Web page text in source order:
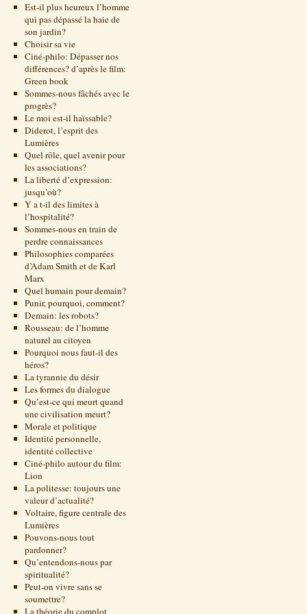
Est-il plus heureux l’homme
qui pas dépassé la haie de
son jardin?
Choisir sa vie
Ciné-philo: Dépasser nos
différences? d’après le film:
Green book
Sommes-nous fâchés avec le
progrès?
Le moi est-il haïssable?
Diderot, l’esprit des
Lumières
Quel rôle, quel avenir pour
les associations?
La liberté d’expression:
jusqu’où?
Y a t-il des limites à
l’hospitalité?
Sommes-nous en train de
perdre connaissances
Philosophies comparées
d’Adam Smith et de Karl
Marx
Quel humain pour demain?
Punir, pourquoi, comment?
Demain: les robots?
Rousseau: de l’homme
naturel au citoyen
Pourquoi nous faut-il des
héros?
La tyrannie du désir
Les formes du dialogue
Qu’est-ce qui meurt quand
une civilisation meurt?
Morale et politique
Identité personnelle,
identité collective
Ciné-philo autour du film:
Lion
La politesse: toujours une
valeur d’actualité?
Voltaire, figure centrale des
Lumières
Pouvons-nous tout
pardonner?
Qu’entendons-nous par
spiritualité?
Peut-on vivre sans se
soumettre?
La théorie du complot